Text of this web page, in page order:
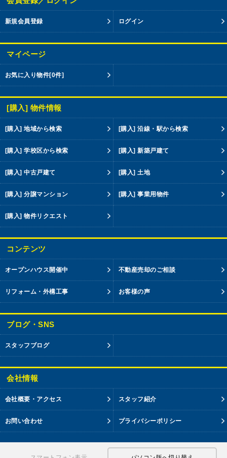
新規会員登録 ログイン
マイページ
お気に入り物件[0件]
[購入] 物件情報
[購入] 地域から検索 [購入] 沿線・駅から検索
[購入] 学校区から検索 [購入] 新築戸建て
[購入] 中古戸建て [購入] 土地
[購入] 分譲マンション [購入] 事業用物件
[購入] 物件リクエスト
コンテンツ
オープンハウス開催中 不動産売却のご相談
リフォーム・外構工事 お客様の声
ブログ・SNS
スタッフブログ
会社情報
会社概要・アクセス スタッフ紹介
お問い合わせ プライバシーポリシー